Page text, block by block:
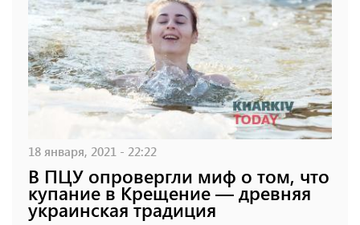
18 января, 2021 - 22:22
В ПЦУ опровергли миф о том, что
купание в Крещение — древняя
украинская традиция